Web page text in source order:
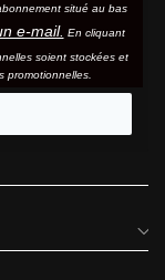
situé au bas
e-mail. En cliquant
soient stockées et
promotionnelles.